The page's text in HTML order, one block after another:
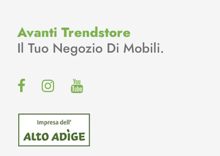
Avanti Trendstore
Il Tuo Negozio Di Mobili.